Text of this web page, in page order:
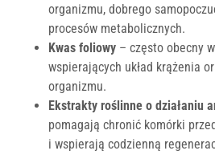
organizmu, dobrego
procesów metabolicznych.
Kwas foliowy – często obecny
wspierających układ krążenia
organizmu.
Ekstrakty roślinne o działaniu
pomagają chronić komórki
i wspierają codzienną